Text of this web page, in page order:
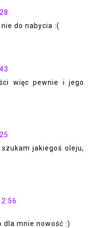
do nabycia :(
więc pewnie i jego
jakiegoś oleju,
dla mnie nowość :)